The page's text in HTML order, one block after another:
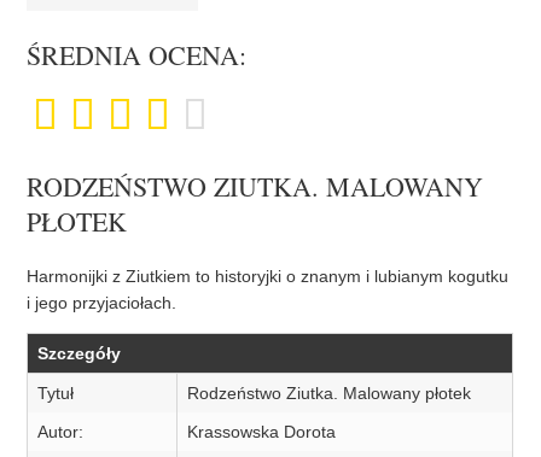
ŚREDNIA OCENA:
RODZEŃSTWO ZIUTKA. MALOWANY
PŁOTEK
Harmonijki z Ziutkiem to historyjki o znanym i lubianym kogutku
i jego przyjaciołach.
Szczegóły
Tytuł
Rodzeństwo Ziutka. Malowany płotek
Autor:
Krassowska Dorota